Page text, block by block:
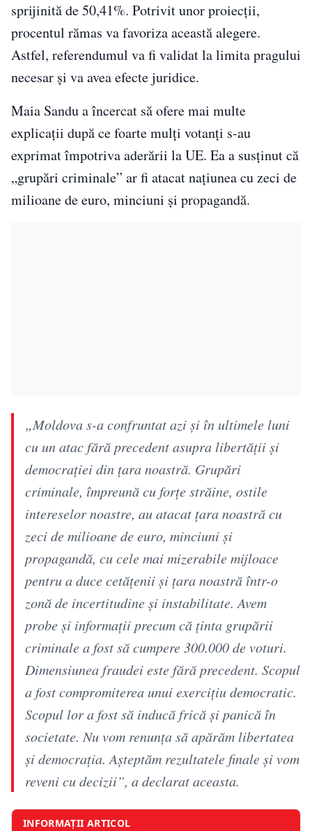
sprijinită de 50,41%. Potrivit unor proiecții,
procentul rămas va favoriza această alegere.
Astfel, referendumul va fi validat la limita pragului
necesar și va avea efecte juridice.
Maia Sandu a încercat să ofere mai multe
explicații după ce foarte mulți votanți s-au
exprimat împotriva aderării la UE. Ea a susținut că
„grupări criminale” ar fi atacat națiunea cu zeci de
milioane de euro, minciuni și propagandă.
„Moldova s-a confruntat azi şi în ultimele luni
cu un atac fără precedent asupra libertăţii şi
democraţiei din ţara noastră. Grupări
criminale, împreună cu forţe străine, ostile
intereselor noastre, au atacat ţara noastră cu
zeci de milioane de euro, minciuni şi
propagandă, cu cele mai mizerabile mijloace
pentru a duce cetăţenii şi ţara noastră într-o
zonă de incertitudine şi instabilitate. Avem
probe şi informaţii precum că ţinta grupării
criminale a fost să cumpere 300.000 de voturi.
Dimensiunea fraudei este fără precedent. Scopul
a fost compromiterea unui exerciţiu democratic.
Scopul lor a fost să inducă frică şi panică în
societate. Nu vom renunţa să apărăm libertatea
şi democraţia. Aşteptăm rezultatele finale şi vom
reveni cu decizii”, a declarat aceasta.
INFORMAȚII ARTICOL